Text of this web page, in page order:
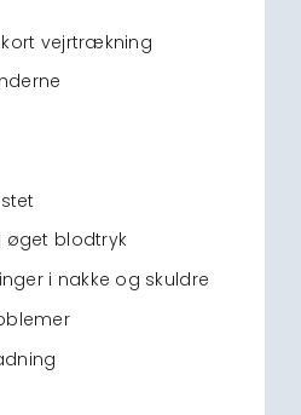
vejrtrækning
øget blodtryk
i nakke og skuldre